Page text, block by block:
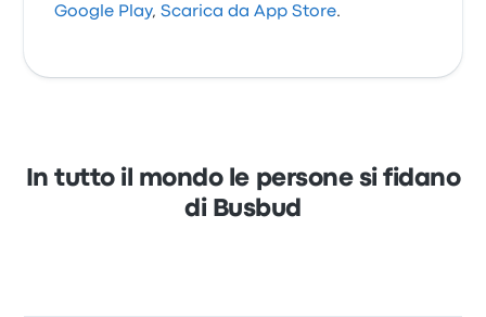
Google Play,Scarica da App Store.
In tutto il mondo le persone si fidano
di Busbud